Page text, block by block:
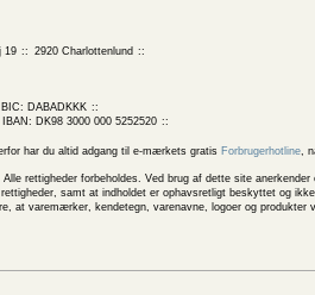
19
2920 Charlottenlund
BIC: DABADKKK
IBAN: DK98 3000 000 5252520
har du altid adgang til e-mærkets gratis Forbrugerhotline,
rettigheder forbeholdes. Ved brug af dette site
samt at indholdet er ophavsretligt beskyttet og
at varemærker, kendetegn, varenavne, logoer og